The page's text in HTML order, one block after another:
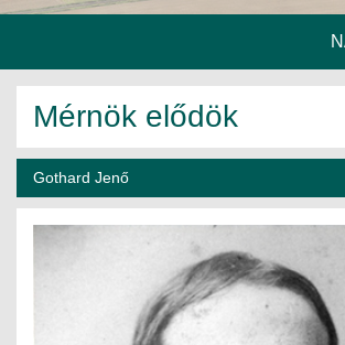
KITÜNTETETT MÉRNÖKÖK
KORÁBBI TISZTSÉGVISELŐK
MÉRNÖK ELŐDÖK
Mérnök elődök
Gothard Jenő